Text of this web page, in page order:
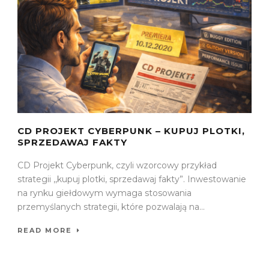
CD PROJEKT CYBERPUNK – KUPUJ PLOTKI,
SPRZEDAWAJ FAKTY
CD Projekt Cyberpunk, czyli wzorcowy przykład
strategii ,,kupuj plotki, sprzedawaj fakty”. Inwestowanie
na rynku giełdowym wymaga stosowania
przemyślanych strategii, które pozwalają na...
READ MORE